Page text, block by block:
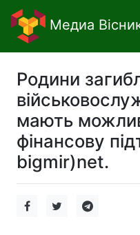
Медиа
Родини
мають
фінансову
bigmir)net.